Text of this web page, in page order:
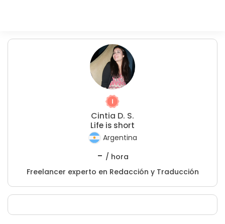
Cintia D. S.
Life is short
Argentina
- / hora
Freelancer experto en Redacción y Traducción